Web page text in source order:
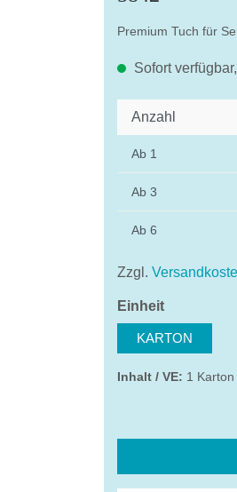
Premium Tuch für
Sofort
Anzahl
Ab 1
Ab 3
Ab 6
Zzgl.
Einheitauswählen
KARTON
Inhalt / VE: 1